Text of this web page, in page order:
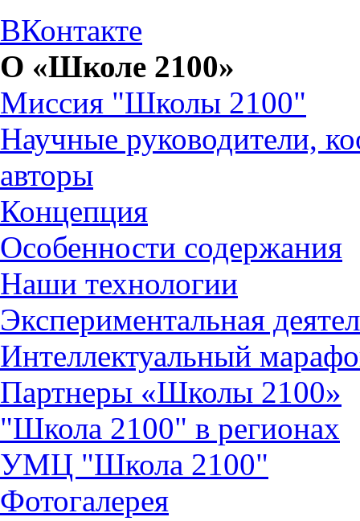
ВКонтакте
О «Школе 2100»
Миссия "Школы 2100"
Научные руководители,
авторы
Концепция
Особенности содержания
Наши технологии
Экспериментальная
Интеллектуальный
Партнеры «Школы 2100»
"Школа 2100" в регионах
УМЦ "Школа 2100"
Фотогалерея